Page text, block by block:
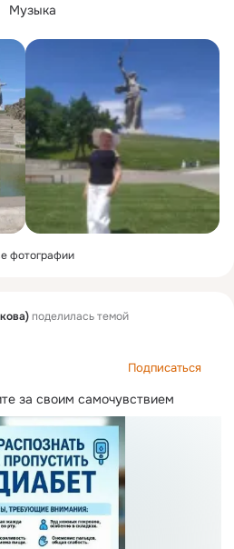
Музыка
фотографии
поделилась темой
Подписаться
за своим самочувствием